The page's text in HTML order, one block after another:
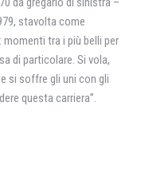
stavolta come
tra i più belli per
di particolare. Si vola,
si soffre gli uni con gli
questa carriera”.